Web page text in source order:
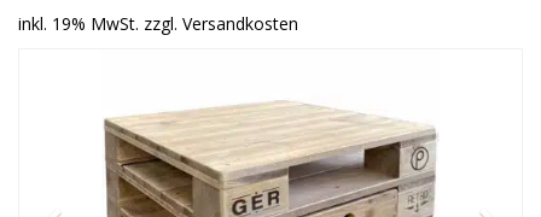
inkl. 19% MwSt. zzgl. Versandkosten